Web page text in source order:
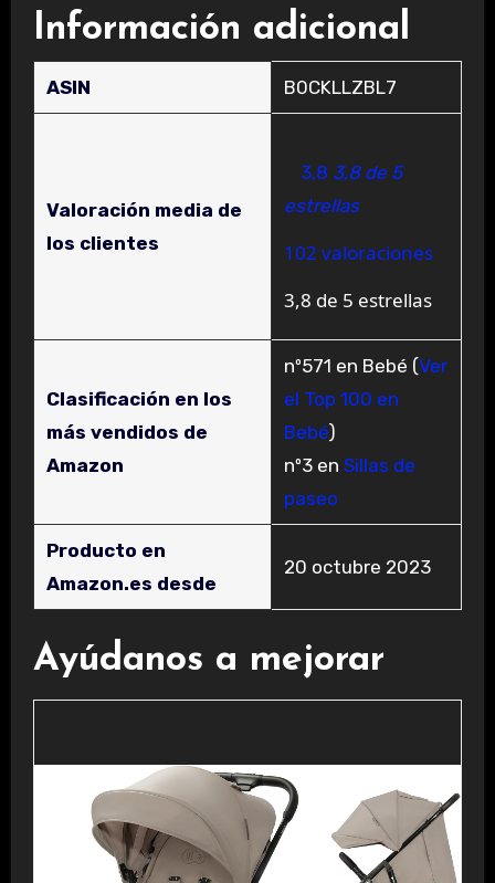
Información adicional
ASIN B0CKLLZBL7
Valoración media de
los clientes
3,8 3,8 de 5
estrellas
102 valoraciones
3,8 de 5 estrellas
Clasificación en los
más vendidos de
Amazon
nº571 en Bebé (Ver
el Top 100 en
Bebé)
nº3 en Sillas de
paseo
Producto en
Amazon.es desde
20 octubre 2023
Ayúdanos a mejorar